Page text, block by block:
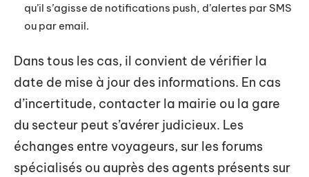
qu’il s’agisse de notifications push, d’alertes par SMS
ou par email.
Dans tous les cas, il convient de vérifier la
date de mise à jour des informations. En cas
d’incertitude, contacter la mairie ou la gare
du secteur peut s’avérer judicieux. Les
échanges entre voyageurs, sur les forums
spécialisés ou auprès des agents présents sur